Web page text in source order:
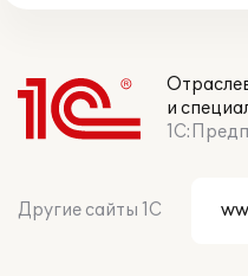
и
Другие сайты 1С